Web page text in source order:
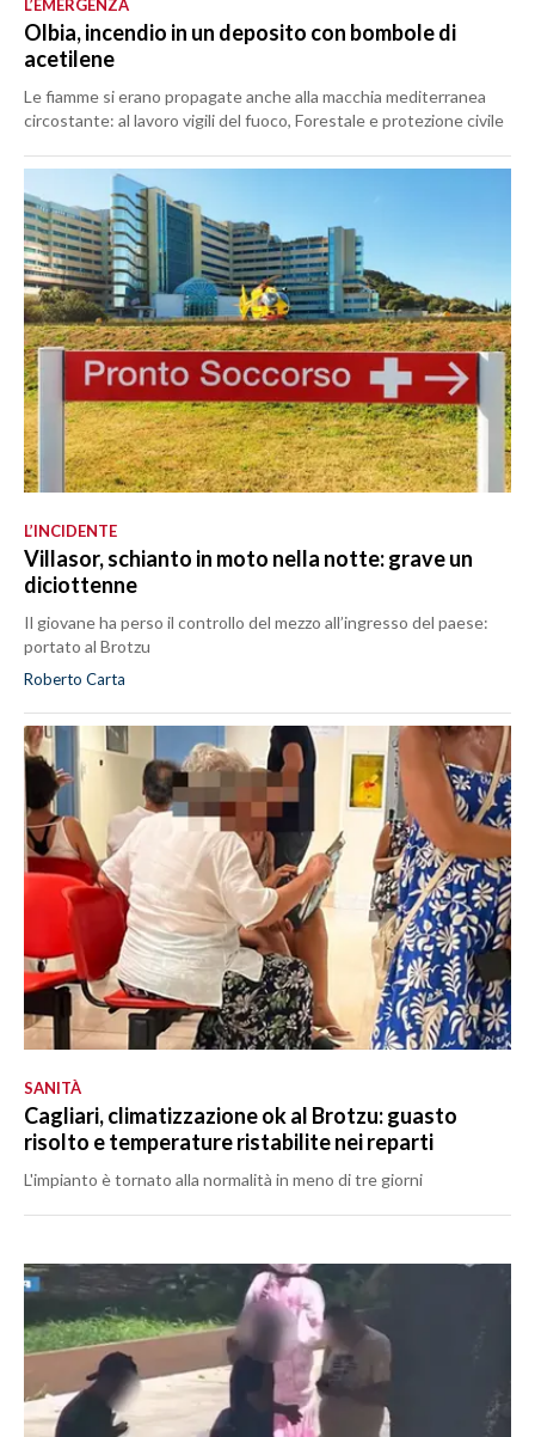
L’EMERGENZA
Olbia, incendio in un deposito con bombole di
acetilene
Le fiamme si erano propagate anche alla macchia mediterranea
circostante: al lavoro vigili del fuoco, Forestale e protezione civile
L’INCIDENTE
Villasor, schianto in moto nella notte: grave un
diciottenne
Il giovane ha perso il controllo del mezzo all’ingresso del paese:
portato al Brotzu
Roberto Carta
SANITÀ
Cagliari, climatizzazione ok al Brotzu: guasto
risolto e temperature ristabilite nei reparti
L'impianto è tornato alla normalità in meno di tre giorni